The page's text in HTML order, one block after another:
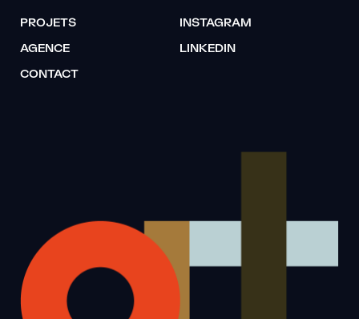
PROJETS
AGENCE
CONTACT
INSTAGRAM
LINKEDIN